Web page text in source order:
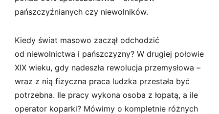
pańszczyźnianych czy niewolników.
Kiedy świat masowo zaczął odchodzić
od niewolnictwa i pańszczyzny? W drugiej połowie
XIX wieku, gdy nadeszła rewolucja przemysłowa –
wraz z nią fizyczna praca ludzka przestała być
potrzebna. Ile pracy wykona osoba z łopatą, a ile
operator koparki? Mówimy o kompletnie różnych